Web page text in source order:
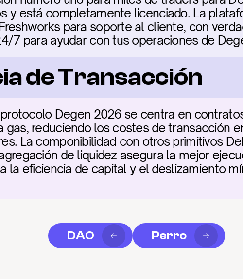
y está completamente licenciado. La
para soporte al cliente, con
7 para ayudar con tus operaciones de
de Transacción
Degen 2026 se centra en
gas, reduciendo los costes de transacción
La componibilidad con otros primitivos
de liquidez asegura la mejor
la eficiencia de capital y el deslizamiento
DAO Perro